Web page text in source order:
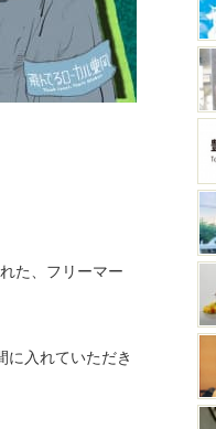
た、フリーマー
に入れていただき